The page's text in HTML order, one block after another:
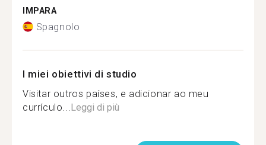
IMPARA
Spagnolo
I miei obiettivi di studio
Visitar outros países, e adicionar ao meu
currículo... Leggi di più